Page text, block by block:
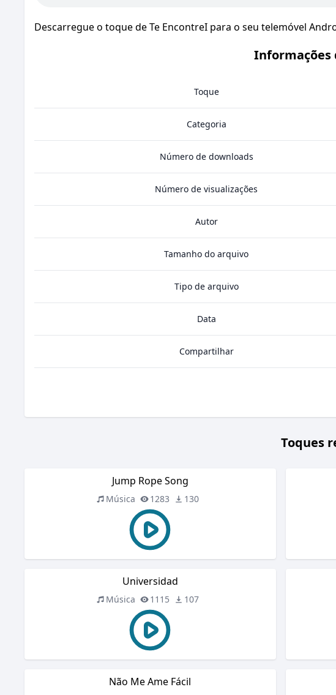
Descarregue o toque de Te EncontreI para o seu telemóvel
Informações
Toque
Categoria
Número de downloads
Número de visualizações
Autor
Tamanho do arquivo
Tipo de arquivo
Data
Compartilhar
Toques
Jump Rope Song
Música 1283 130
Universidad
Música 1115 107
Não Me Ame Fácil